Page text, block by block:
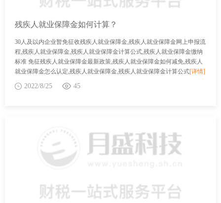
残疾人就业保障金如何计算？
30人及以内企业暂免征收残疾人就业保障金,残疾人就业保障金网上申报流
程,残疾人就业保障金,残疾人就业保障金计算公式,残疾人就业保障金缴纳
标准 免征残疾人就业保障金最新政策,残疾人就业保障金如何减免,残疾人
就业保障金怎么认定,残疾人就业保障金,残疾人就业保障金计算公式[详情]
2022/8/25 45